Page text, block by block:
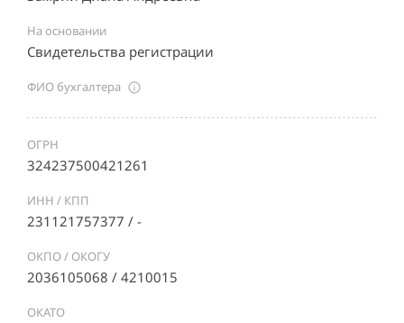
На основании
Свидетельства регистрации
ФИО бухгалтера
ОГРН
324237500421261
ИНН / КПП
231121757377 / -
ОКПО / ОКОГУ
2036105068 / 4210015
ОКАТО